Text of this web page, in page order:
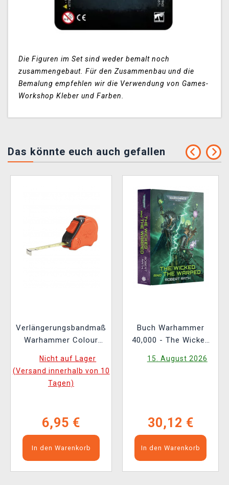
Die Figuren im Set sind weder bemalt noch
zusammengebaut. Für den Zusammenbau und die
Bemalung empfehlen wir die Verwendung von Games-
Workshop Kleber und Farben.
Das könnte euch auch gefallen
Verlängerungsbandmaß
Warhammer Colour
Nicht auf Lager
(Versand innerhalb von 10
Tagen)
6,95 €
In den Warenkorb
Buch Warhammer
40,000 - The Wicked
15. August 2026
30,12 €
In den Warenkorb